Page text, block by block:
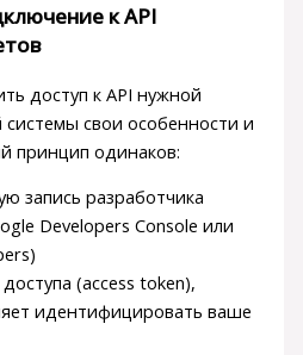
к API
доступ к API нужной
свои особенности и
принцип одинаков:
запись разработчика
Developers Console или
(access token),
идентифицировать ваше